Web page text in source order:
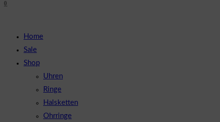
0
Home
Sale
Shop
Uhren
Ringe
Halsketten
Ohrringe